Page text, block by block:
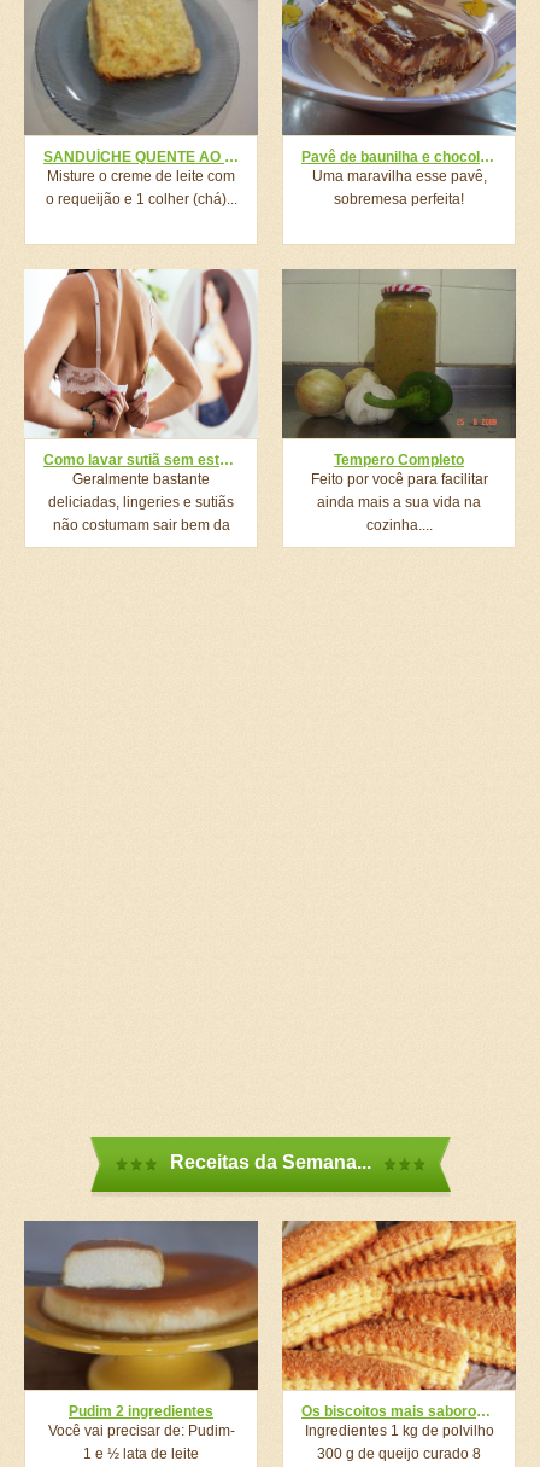
SANDUÍCHE QUENTE AO MOLHO BRANCO
Misture o creme de leite com
o requeijão e 1 colher (chá)...
Pavê de baunilha e chocolate
Uma maravilha esse pavê,
sobremesa perfeita!
Como lavar sutiã sem estragar com xampu de bebê e dicas brilhantes
Geralmente bastante
deliciadas, lingeries e sutiãs
não costumam sair bem da
máquina...
Tempero Completo
Feito por você para facilitar
ainda mais a sua vida na
cozinha....
Receitas da Semana...
Pudim 2 ingredientes
Você vai precisar de: Pudim-
1 e ½ lata de leite
Os biscoitos mais saborosos e rápidos de todos os tempos! Derrete na boca!
Ingredientes 1 kg de polvilho
300 g de queijo curado 8